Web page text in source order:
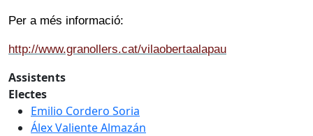
Per a més informació:
http://www.granollers.cat/vilaobertaalapau
Assistents
Electes
Emilio Cordero Soria
Álex Valiente Almazán